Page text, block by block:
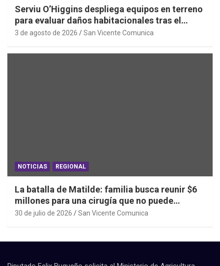
Serviu O’Higgins despliega equipos en terreno
para evaluar daños habitacionales tras el
Sistema Frontal
3 de agosto de 2026 San Vicente Comunica
NOTICIAS REGIONAL
La batalla de Matilde: familia busca reunir $6
millones para una cirugía que no puede
esperar
30 de julio de 2026 San Vicente Comunica